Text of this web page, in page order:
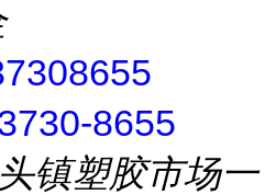
8655
镇塑胶市场一